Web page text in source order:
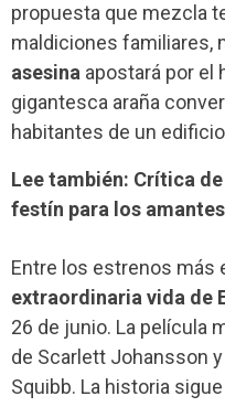
propuesta que mezcla
maldiciones familiares,
asesina apostará por el
gigantesca araña
habitantes de un
Lee también: Crítica
festín para los
Entre los estrenos más
extraordinaria vida de
26 de junio. La película
de Scarlett Johansson
Squibb. La historia